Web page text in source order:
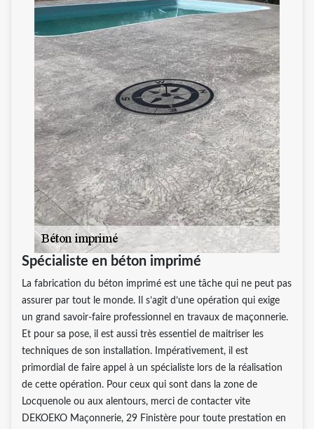
Spécialiste en béton imprimé
La fabrication du béton imprimé est une tâche qui ne peut pas
assurer par tout le monde. Il s’agit d’une opération qui exige
un grand savoir-faire professionnel en travaux de maçonnerie.
Et pour sa pose, il est aussi très essentiel de maitriser les
techniques de son installation. Impérativement, il est
primordial de faire appel à un spécialiste lors de la réalisation
de cette opération. Pour ceux qui sont dans la zone de
Locquenole ou aux alentours, merci de contacter vite
DEKOEKO Maçonnerie, 29 Finistère pour toute prestation en